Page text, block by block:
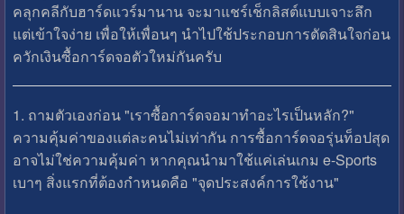
คลุกคลีกับฮาร์ดแวร์มานาน จะมาแชร์เช็กลิสต์แบบเจาะลึก
แต่เข้าใจง่าย เพื่อให้เพื่อนๆ นำไปใช้ประกอบการตัดสินใจก่อน
ควักเงินซื้อการ์ดจอตัวใหม่กันครับ
1. ถามตัวเองก่อน "เราซื้อการ์ดจอมาทำอะไรเป็นหลัก?"
ความคุ้มค่าของแต่ละคนไม่เท่ากัน การซื้อการ์ดจอรุ่นท็อปสุด
อาจไม่ใช่ความคุ้มค่า หากคุณนำมาใช้แค่เล่นเกม e-Sports
เบาๆ สิ่งแรกที่ต้องกำหนดคือ "จุดประสงค์การใช้งาน"